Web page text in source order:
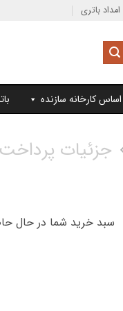
امداد باتری
کارخانه سازنده
جزئیات پرداخت
سبد خرید شما در حال